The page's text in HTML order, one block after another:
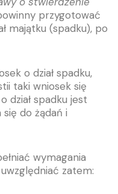
przygotować
majątku (spadku), po
o dział spadku,
taki wniosek się
dział spadku jest
do żądań i
wymagania
zatem: